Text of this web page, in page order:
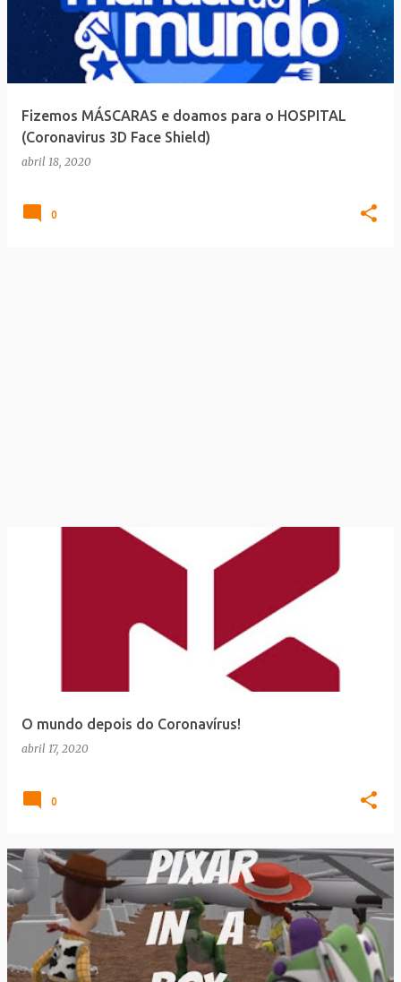
Fizemos MÁSCARAS e doamos para o HOSPITAL
(Coronavirus 3D Face Shield)
abril 18, 2020
0
O mundo depois do Coronavírus!
abril 17, 2020
0